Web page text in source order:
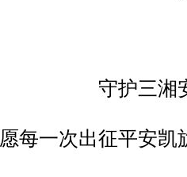
守护三湘
愿每一次出征平安凯